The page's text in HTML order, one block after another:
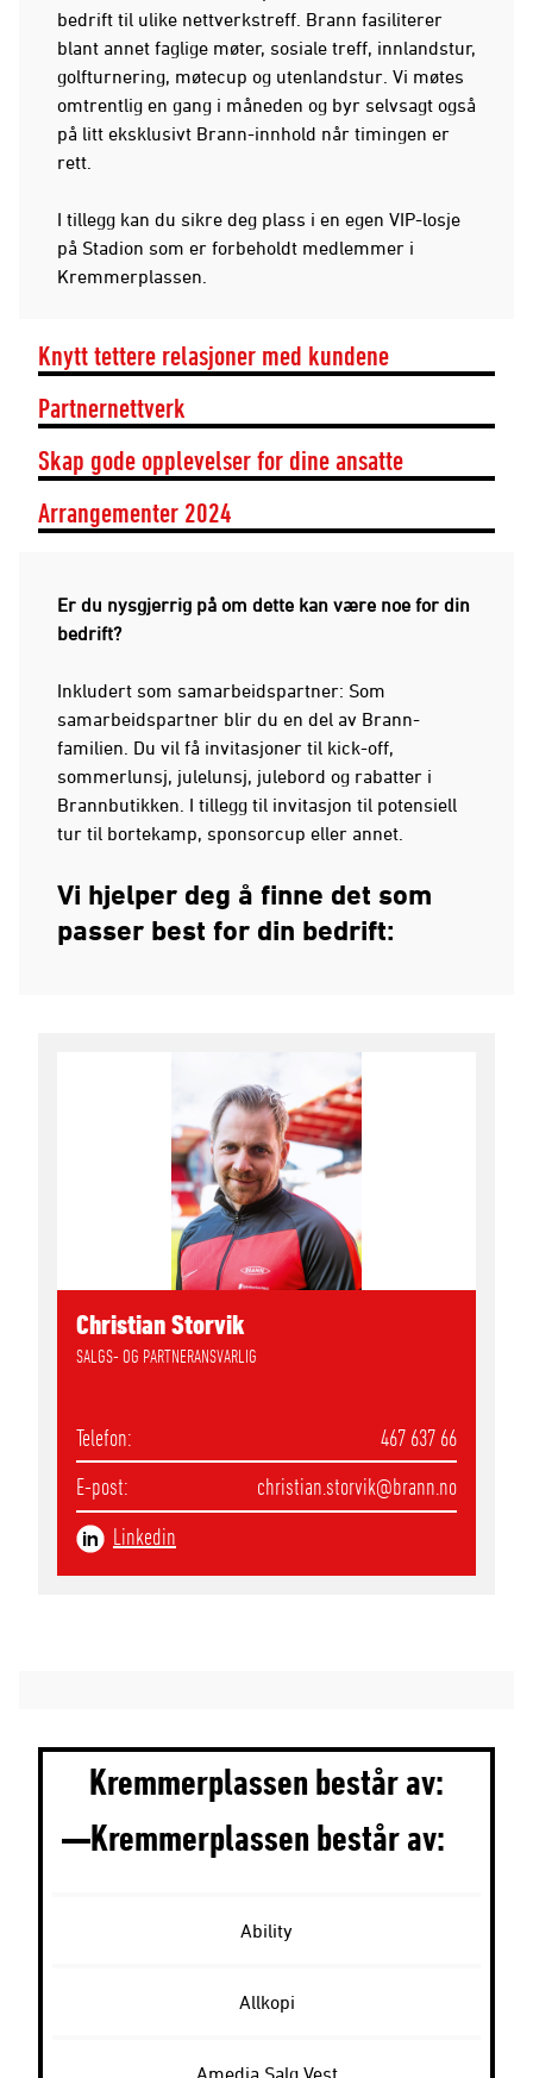
bedrift til ulike nettverkstreff. Brann fasiliterer
blant annet faglige møter, sosiale treff, innlandstur,
golfturnering, møtecup og utenlandstur. Vi møtes
omtrentlig en gang i måneden og byr selvsagt også
på litt eksklusivt Brann-innhold når timingen er
rett.
I tillegg kan du sikre deg plass i en egen VIP-losje
på Stadion som er forbeholdt medlemmer i
Kremmerplassen.
Knytt tettere relasjoner med kundene
Partnernettverk
Skap gode opplevelser for dine ansatte
Arrangementer 2024
Er du nysgjerrig på om dette kan være noe for din
bedrift?
Inkludert som samarbeidspartner: Som
samarbeidspartner blir du en del av Brann-
familien. Du vil få invitasjoner til kick-off,
sommerlunsj, julelunsj, julebord og rabatter i
Brannbutikken. I tillegg til invitasjon til potensiell
tur til bortekamp, sponsorcup eller annet.
Vi hjelper deg å finne det som
passer best for din bedrift:
Christian Storvik
SALGS- OG PARTNERANSVARLIG
Telefon
467 637 66
E-post
christian.storvik@brann.no
Linkedin
Kremmerplassen består av:
Kremmerplassen består av:
Ability
Allkopi
Amedia Salg Vest